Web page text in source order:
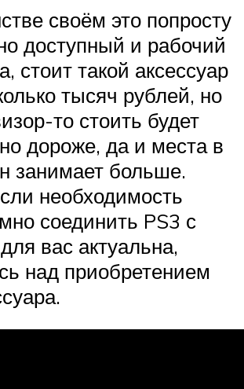
своём это попросту
доступный и рабочий
стоит такой аксессуар
тысяч рублей​, но
то стоить будет
дороже, да и места в
занимает больше.
необходимость
соединить PS3 с
вас актуальна,
над приобретением